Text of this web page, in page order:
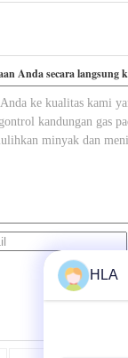
Anda secara langsung
HLA